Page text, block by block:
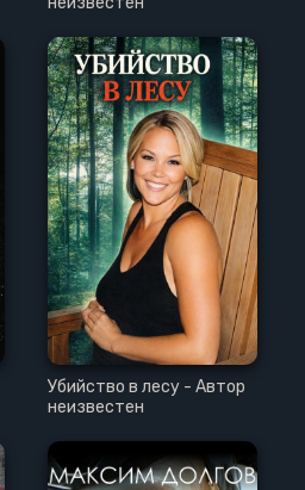
Убийство в лесу - Автор
неизвестен